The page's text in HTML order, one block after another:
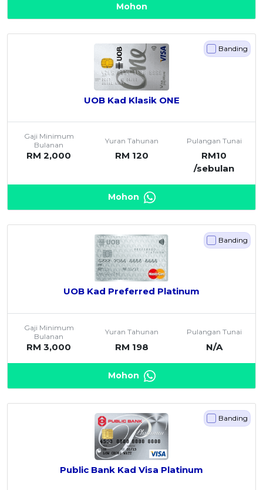
Mohon
Banding
UOB Kad Klasik ONE
Gaji Minimum
Bulanan
RM 2,000
Yuran Tahunan
RM 120
Pulangan Tunai
RM10
/sebulan
Mohon
Banding
UOB Kad Preferred Platinum
Gaji Minimum
Bulanan
RM 3,000
Yuran Tahunan
RM 198
Pulangan Tunai
N/A
Mohon
Banding
Public Bank Kad Visa Platinum